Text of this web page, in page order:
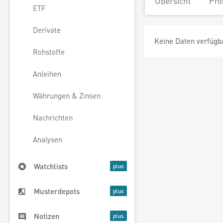
ETF
Derivate
Rohstoffe
Anleihen
Währungen & Zinsen
Nachrichten
Analysen
Watchlists
Musterdepots
Notizen
Keine Daten